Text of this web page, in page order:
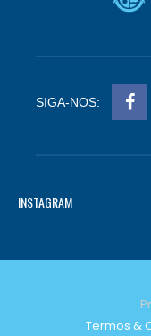
SIGA-NOS:
INSTAGRAM
Termos &